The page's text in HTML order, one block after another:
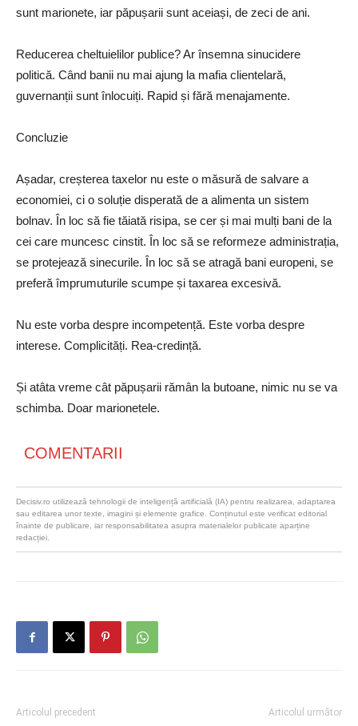
sunt marionete, iar păpușarii sunt aceiași, de zeci de ani.
Reducerea cheltuielilor publice? Ar însemna sinucidere
politică. Când banii nu mai ajung la mafia clientelară,
guvernanții sunt înlocuiți. Rapid și fără menajamente.
Concluzie
Așadar, creșterea taxelor nu este o măsură de salvare a
economiei, ci o soluție disperată de a alimenta un sistem
bolnav. În loc să fie tăiată risipa, se cer și mai mulți bani de la
cei care muncesc cinstit. În loc să se reformeze administrația,
se protejează sinecurile. În loc să se atragă bani europeni, se
preferă împrumuturile scumpe și taxarea excesivă.
Nu este vorba despre incompetență. Este vorba despre
interese. Complicități. Rea-credință.
Și atâta vreme cât păpușarii rămân la butoane, nimic nu se va
schimba. Doar marionetele.
COMENTARII
Decisiv.ro utilizează tehnologii de inteligență artificială (IA) pentru realizarea, adaptarea
sau editarea unor texte, imagini și elemente grafice. Conținutul este verificat editorial
înainte de publicare, iar responsabilitatea asupra materialelor publicate aparține
redacției.
Articolul precedent Articolul următor